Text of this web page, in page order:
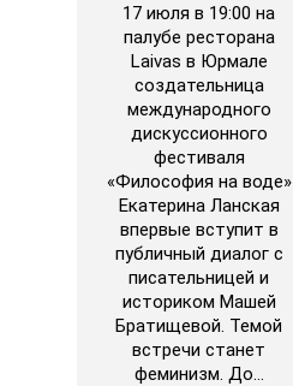
17 июля в 19:00 на
палубе ресторана
Laivas в Юрмале
создательница
международного
дискуссионного
фестиваля
«Философия на воде»
Екатерина Ланская
впервые вступит в
публичный диалог с
писательницей и
историком Машей
Братищевой. Темой
встречи станет
феминизм. До…